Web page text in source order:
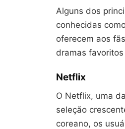
Alguns dos
conhecidas
oferecem aos
dramas
Netflix
O Netflix, uma
seleção
coreano, os